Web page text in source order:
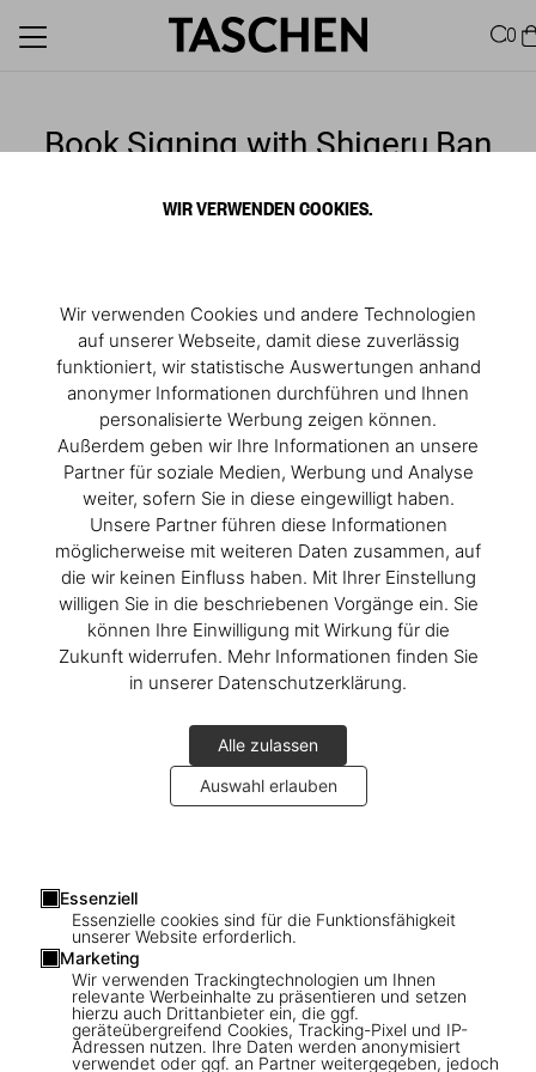
WIR VERWENDEN COOKIES.
Wir verwenden Cookies und andere Technologien
auf unserer Webseite, damit diese zuverlässig
funktioniert, wir statistische Auswertungen anhand
anonymer Informationen durchführen und Ihnen
personalisierte Werbung zeigen können.
Außerdem geben wir Ihre Informationen an unsere
Partner für soziale Medien, Werbung und Analyse
weiter, sofern Sie in diese eingewilligt haben.
Unsere Partner führen diese Informationen
möglicherweise mit weiteren Daten zusammen, auf
die wir keinen Einfluss haben. Mit Ihrer Einstellung
willigen Sie in die beschriebenen Vorgänge ein. Sie
können Ihre Einwilligung mit Wirkung für die
Zukunft widerrufen. Mehr Informationen finden Sie
in unserer Datenschutzerklärung.
Alle zulassen
Auswahl erlauben
Essenziell
Essenzielle cookies sind für die Funktionsfähigkeit
unserer Website erforderlich.
Marketing
Wir verwenden Trackingtechnologien um Ihnen
relevante Werbeinhalte zu präsentieren und setzen
hierzu auch Drittanbieter ein, die ggf.
geräteübergreifend Cookies, Tracking-Pixel und IP-
Adressen nutzen. Ihre Daten werden anonymisiert
verwendet oder ggf. an Partner weitergegeben, jedoch
0
Book Signing with Shigeru Ban
Hotel Jerome, Aspen
Shigeru Ban. Complete Works 1985–Today
Hotel Jerome
330 E Main St
Connect